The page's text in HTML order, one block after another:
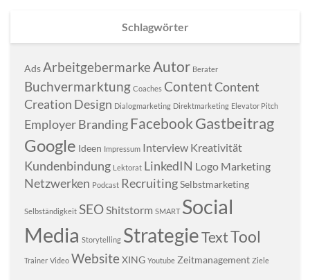
Schlagwörter
AdsArbeitgebermarkeAutor Berater
Buchvermarktung Coaches ContentContent
Creation Design Dialogmarketing Direktmarketing Elevator Pitch
Employer BrandingFacebook Gastbeitrag
Google Ideen Impressum Interview Kreativität
Kundenbindung Lektorat LinkedIN Logo Marketing
Netzwerken Podcast RecruitingSelbstmarketing
Selbständigkeit SEOShitstorm SMART Social
Media Storytelling StrategieTextTool
Trainer Video Website XING Youtube Zeitmanagement Ziele